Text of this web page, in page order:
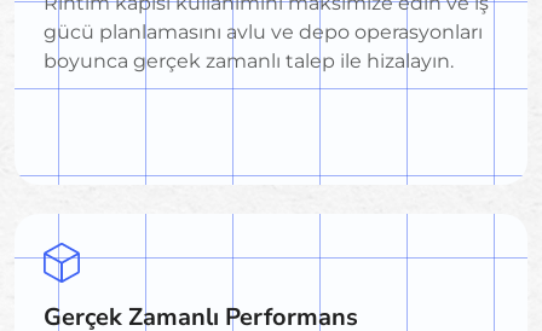
gücü planlamasını avlu ve depo operasyonları
boyunca gerçek zamanlı talep ile hizalayın.
Gerçek Zamanlı Performans